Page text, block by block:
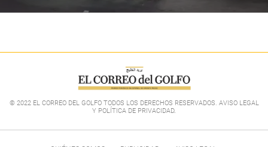
© 2022 EL CORREO DEL GOLFO TODOS LOS DERECHOS RESERVADOS. AVISO LEGAL
Y POLÍTICA DE PRIVACIDAD.